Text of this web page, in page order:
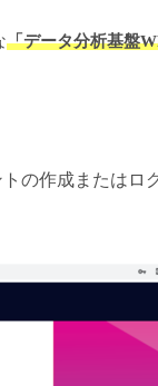
「データ分析基盤
の作成またはロ